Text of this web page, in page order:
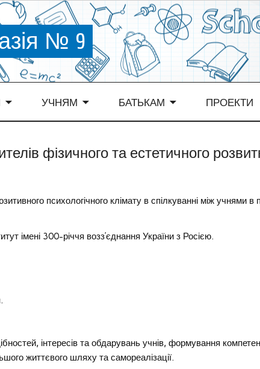
№ 9
УЧНЯМ БАТЬКАМ ПРОЕКТИ
фізичного та естетичного
психологічного клімату в спілкуванні між учнями в
імені 300-річчя возз’єднання України з Росією.
інтересів та обдарувань учнів, формування
життєвого шляху та самореалізації.